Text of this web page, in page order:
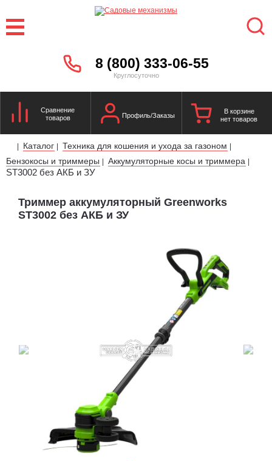
8 (800) 333-06-55
Круглосуточно
Сравнение
товаров
Профиль/Заказы
В корзине
нет товаров
| Каталог | Техника для кошения и ухода за газоном |
Бензокосы и триммеры | Аккумуляторные косы и триммера |
ST3002 без АКБ и ЗУ
Триммер аккумуляторный Greenworks
ST3002 без АКБ и ЗУ